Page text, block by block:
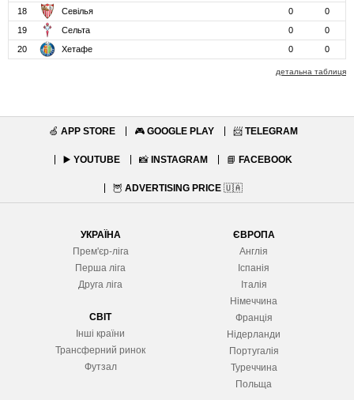
18
Севілья 0
0
19
Сельта 0
0
20
Хетафе 0 0
детальна таблиця
🍏 APP STORE 🎮 GOOGLE PLAY 📨 TELEGRAM
▶️ YOUTUBE 📸 INSTAGRAM 📘 FACEBOOK
🦉 ADVERTISING PRICE 🇺🇦
УКРАЇНА
Прем'єр-ліга
Перша ліга
Друга ліга
СВІТ
Інші країни
Трансферний ринок
Футзал
ЄВРОПА
Англія
Іспанія
Італія
Німеччина
Франція
Нідерланди
Португалія
Туреччина
Польща